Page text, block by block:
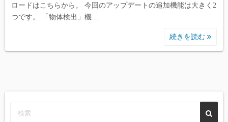
ロードはこちらから。 今回のアップデートの追加機能は大きく2
つです。 「物体検出」機…
続きを読む